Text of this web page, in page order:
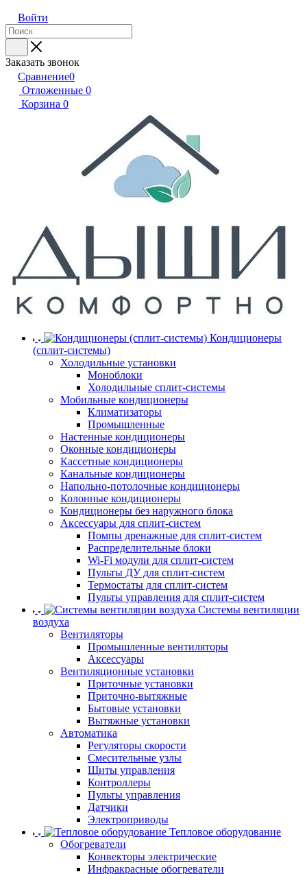
Войти
Заказать звонок
Сравнение0
Отложенные 0
Корзина 0
Кондиционеры
(сплит-системы)
Холодильные установки
Моноблоки
Холодильные сплит-системы
Мобильные кондиционеры
Климатизаторы
Промышленные
Настенные кондиционеры
Оконные кондиционеры
Кассетные кондиционеры
Канальные кондиционеры
Напольно-потолочные кондиционеры
Колонные кондиционеры
Кондиционеры без наружного блока
Аксессуары для сплит-систем
Помпы дренажные для сплит-систем
Распределительные блоки
Wi-Fi модули для сплит-систем
Пульты ДУ для сплит-систем
Термостаты для сплит-систем
Пульты управления для сплит-систем
Системы вентиляции
воздуха
Вентиляторы
Промышленные вентиляторы
Аксессуары
Вентиляционные установки
Приточные установки
Приточно-вытяжные
Бытовые установки
Вытяжные установки
Автоматика
Регуляторы скорости
Смесительные узлы
Щиты управления
Контроллеры
Пульты управления
Датчики
Электроприводы
Тепловое оборудование
Обогреватели
Конвекторы электрические
Инфракрасные обогреватели